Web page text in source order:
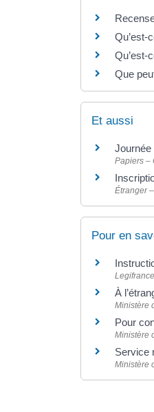
Qu’est-
Qu’est-
Que
Et aussi
Journée
Papiers –
Étranger
Pour en
Legifrance
À
Ministère
Pour
Ministère
Service
Ministère